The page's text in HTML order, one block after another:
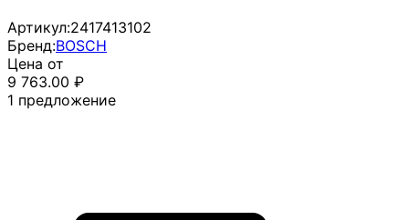
Артикул:2417413102
Бренд:BOSCH
Цена от
9 763.00 ₽
1 предложение